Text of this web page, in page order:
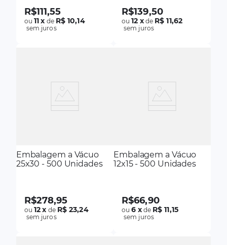
R$111,55
ou11x de R$ 10,14
sem juros
R$139,50
ou12 xde R$ 11,62
sem juros
Embalagem a Vácuo
25x30 - 500 Unidades
R$278,95
ou12x de R$ 23,24
sem juros
Embalagem a Vácuo
12x15 - 500 Unidades
R$66,90
ou6 xde R$ 11,15
sem juros